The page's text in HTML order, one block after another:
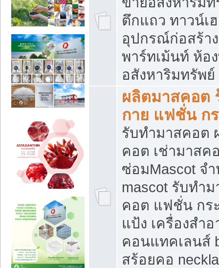
ตึกแถว ทาวน์เ
อุปกรณ์ก่อสร้า
พาร์ทเม้นท์ ห้อ
อสังหาริมทรัพ
ผลิตมาสคอต
กาย แฟชั่น กร
รับทำมาสคอต
คอต เช่ามาสค
ซ่อมMascot จ
mascot รับทำ
คอต แฟชั่น กระ
แป้ง เครื่องสำ
คอนแทคเลนส์
สร้อยคอ